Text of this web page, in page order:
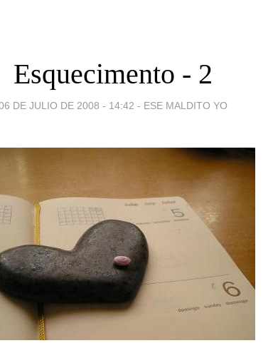
Esquecimento - 2
DE JULIO DE 2008 - 14:42 - ESE MALDITO YO